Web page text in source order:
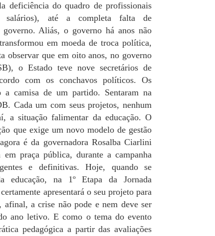
deficiência do quadro de profissionais
salários), até a completa falta de
Aliás, o governo há anos não
em moeda de troca política,
observar que em oito anos, no governo
o Estado teve nove secretários de
com os conchavos políticos. Os
a camisa de um partido. Sentaram na
Cada um com seus projetos, nenhum
a situação falimentar da educação. O
que exige um novo modelo de gestão
é da governadora Rosalba Ciarlini
praça pública, durante a campanha
e definitivas. Hoje, quando se
educação, na 1º Etapa da Jornada
apresentará o seu projeto para
a crise não pode e nem deve ser
ano letivo. E como o tema do evento
pedagógica a partir das avaliações